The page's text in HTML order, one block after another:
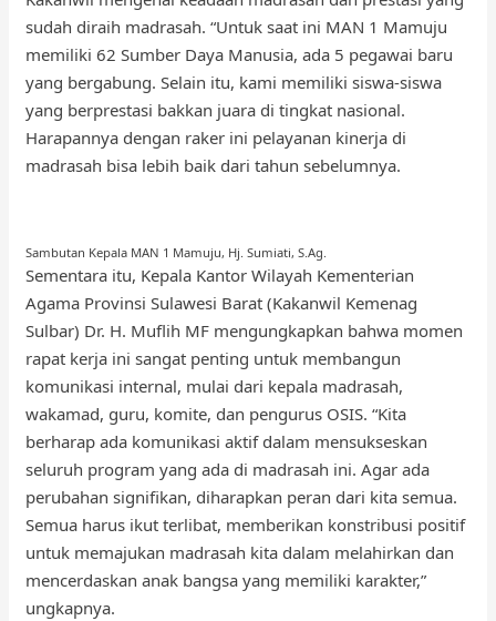
sudah diraih madrasah. “Untuk saat ini MAN 1 Mamuju
memiliki 62 Sumber Daya Manusia, ada 5 pegawai baru
yang bergabung. Selain itu, kami memiliki siswa-siswa
yang berprestasi bakkan juara di tingkat nasional.
Harapannya dengan raker ini pelayanan kinerja di
madrasah bisa lebih baik dari tahun sebelumnya.
Sambutan Kepala MAN 1 Mamuju, Hj. Sumiati, S.Ag.
Sementara itu, Kepala Kantor Wilayah Kementerian
Agama Provinsi Sulawesi Barat (Kakanwil Kemenag
Sulbar) Dr. H. Muflih MF mengungkapkan bahwa momen
rapat kerja ini sangat penting untuk membangun
komunikasi internal, mulai dari kepala madrasah,
wakamad, guru, komite, dan pengurus OSIS. “Kita
berharap ada komunikasi aktif dalam mensukseskan
seluruh program yang ada di madrasah ini. Agar ada
perubahan signifikan, diharapkan peran dari kita semua.
Semua harus ikut terlibat, memberikan konstribusi positif
untuk memajukan madrasah kita dalam melahirkan dan
mencerdaskan anak bangsa yang memiliki karakter,”
ungkapnya.